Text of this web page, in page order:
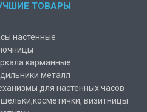
ТОВАРЫ
настенные
карманные
металл
для настенных часов
визитницы